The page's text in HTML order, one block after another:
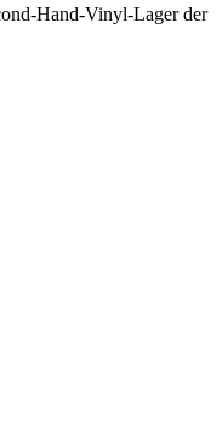
Hand-Vinyl-Lager der